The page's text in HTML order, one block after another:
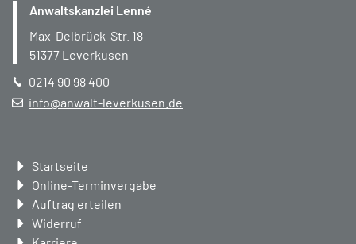
Anwaltskanzlei Lenné
Max-Delbrück-Str. 18
51377 Leverkusen
0214 90 98 400
info@anwalt-leverkusen.de
Navigation
überspringen
Startseite
Online-Terminvergabe
Auftrag erteilen
Widerruf